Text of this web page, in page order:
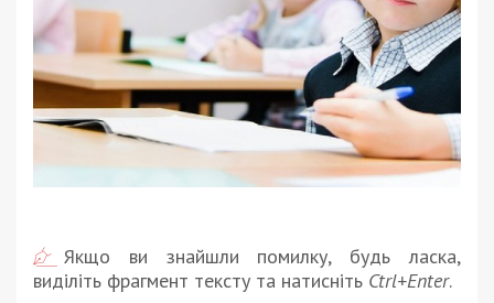
Якщо ви знайшли помилку, будь ласка,
виділіть фрагмент тексту та натисніть Ctrl+Enter.